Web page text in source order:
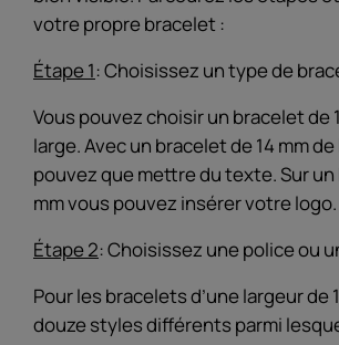
votre propre bracelet :
Étape 1: Choisissez un type de
Vous pouvez choisir un bracelet de
large. Avec un bracelet de 14 mm
pouvez que mettre du texte. Sur
mm vous pouvez insérer votre logo.
Étape 2: Choisissez une police ou
Pour les bracelets d’une largeur de
douze styles différents parmi